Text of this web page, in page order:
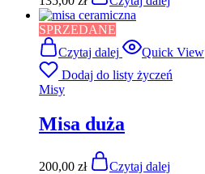
SPRZEDANE
Czytaj dalej
Quick View
Dodaj do listy życzeń
Misy
Misa duża
200,00 zł Czytaj dalej